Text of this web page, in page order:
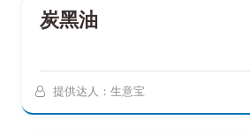
炭黑油
提供达人：生意宝